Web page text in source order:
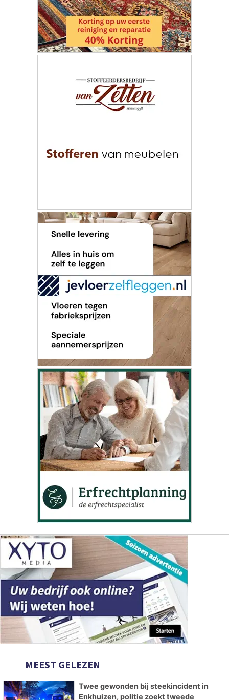
MEEST GELEZEN
Twee gewonden bij steekincident in
Enkhuizen, politie zoekt tweede